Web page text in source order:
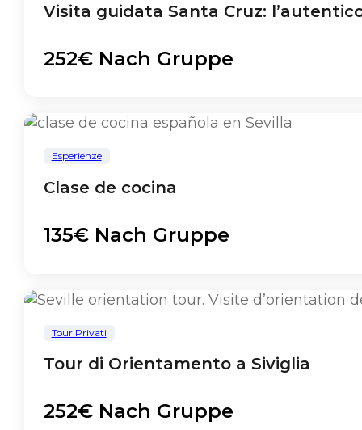
Visita guidata Santa Cruz:
252€ Nach Gruppe
Esperienze
Clase de cocina
135€ Nach Gruppe
Tour Privati
Tour di Orientamento a Siviglia
252€ Nach Gruppe